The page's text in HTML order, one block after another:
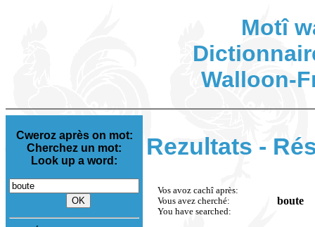
Motî
Walloon-
Cweroz après on mot:
Cherchez un mot:
Look up a word:
Rezultats -
Vos avoz cachî après:
Vous avez cherché:
You have searched:
boute